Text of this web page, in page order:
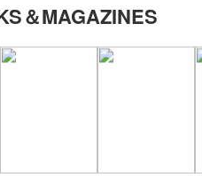
＆MAGAZINES